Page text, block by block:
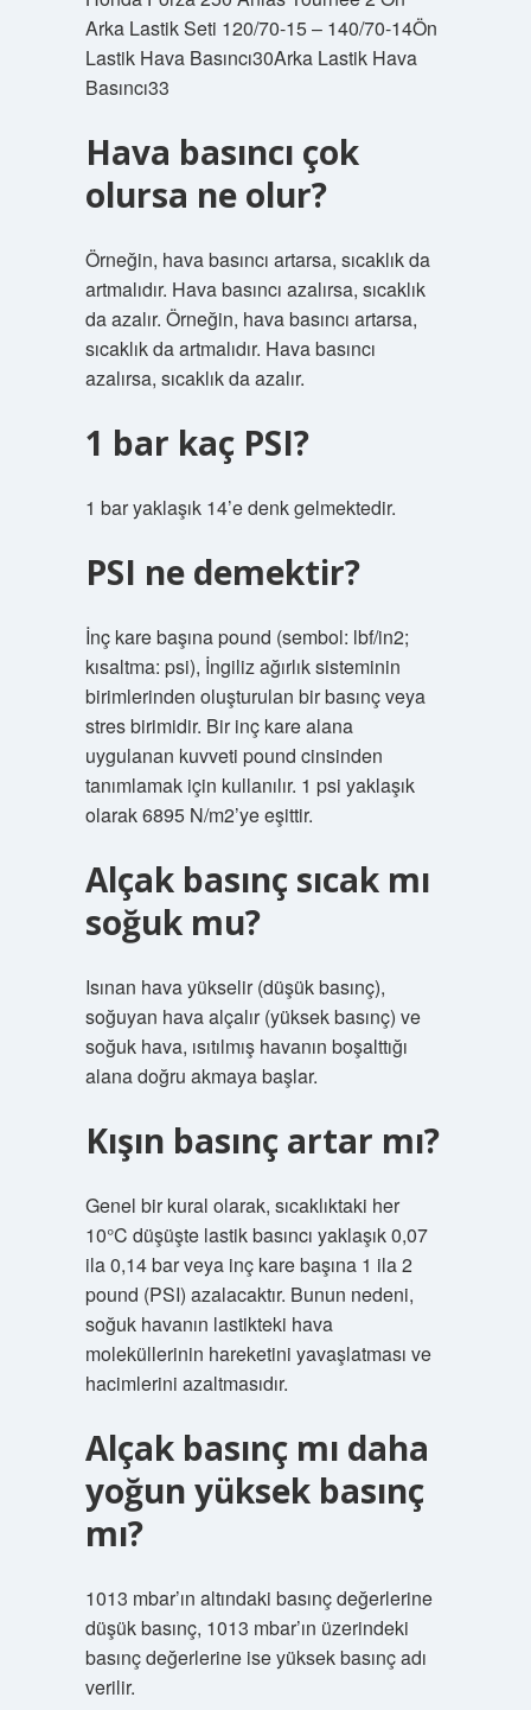
Arka Lastik Seti 120/70-15 – 140/70-14Ön
Lastik Hava Basıncı30Arka Lastik Hava
Basıncı33
Hava basıncı çok
olursa ne olur?
Örneğin, hava basıncı artarsa, sıcaklık da
artmalıdır. Hava basıncı azalırsa, sıcaklık
da azalır. Örneğin, hava basıncı artarsa,
sıcaklık da artmalıdır. Hava basıncı
azalırsa, sıcaklık da azalır.
1 bar kaç PSI?
1 bar yaklaşık 14’e denk gelmektedir.
PSI ne demektir?
İnç kare başına pound (sembol: lbf/in2;
kısaltma: psi), İngiliz ağırlık sisteminin
birimlerinden oluşturulan bir basınç veya
stres birimidir. Bir inç kare alana
uygulanan kuvveti pound cinsinden
tanımlamak için kullanılır. 1 psi yaklaşık
olarak 6895 N/m2’ye eşittir.
Alçak basınç sıcak mı
soğuk mu?
Isınan hava yükselir (düşük basınç),
soğuyan hava alçalır (yüksek basınç) ve
soğuk hava, ısıtılmış havanın boşalttığı
alana doğru akmaya başlar.
Kışın basınç artar mı?
Genel bir kural olarak, sıcaklıktaki her
10°C düşüşte lastik basıncı yaklaşık 0,07
ila 0,14 bar veya inç kare başına 1 ila 2
pound (PSI) azalacaktır. Bunun nedeni,
soğuk havanın lastikteki hava
moleküllerinin hareketini yavaşlatması ve
hacimlerini azaltmasıdır.
Alçak basınç mı daha
yoğun yüksek basınç
mı?
1013 mbar’ın altındaki basınç değerlerine
düşük basınç, 1013 mbar’ın üzerindeki
basınç değerlerine ise yüksek basınç adı
verilir.